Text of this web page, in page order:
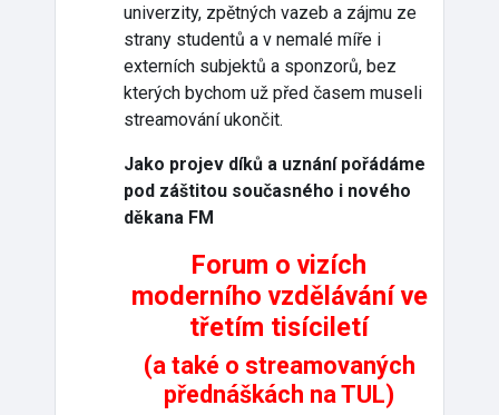
univerzity, zpětných vazeb a zájmu ze
strany studentů a v nemalé míře i
externích subjektů a sponzorů, bez
kterých bychom už před časem museli
streamování ukončit.
Jako projev díků a uznání pořádáme
pod záštitou současného i nového
děkana FM
Forum o vizích
moderního vzdělávání ve
třetím tisíciletí
(a také o streamovaných
přednáškách na TUL)